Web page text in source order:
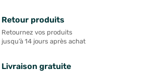
Retour produits
Retournez vos produits
jusqu’à 14 jours après achat
Livraison gratuite